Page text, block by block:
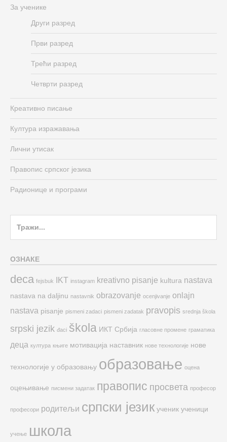
За ученике
Други разред
Први разред
Трећи разред
Четврти разред
Креативно писање
Култура изражавања
Лични утисак
Правопис српског језика
Радионице и програми
ОЗНАКЕ
deca fejsbuk IKT instagram kreativno pisanje kultura nastava
nastava na daljinu nastavnik obrazovanje ocenjivanje onlajn
nastava pisanje pismeni zadaci pismeni zadatak pravopis srednja škola
srpski jezik đaci škola ИКТ Србија гласовне промене граматика
деца култура књиге мотивација наставник нове технологије нове
технологије у образовању образовање оцена
оцењивање писмени задатак правопис просвета професор
професори родитељи српски језик ученик ученици
учење школа